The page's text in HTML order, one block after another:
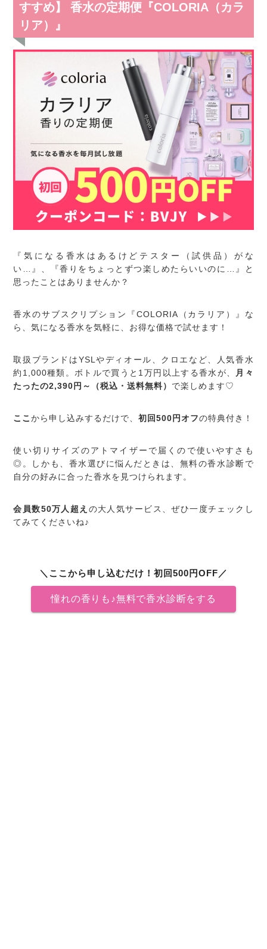
すすめ】 香水の定期便『COLORIA（カラ
リア）』
『気になる香水はあるけどテスター（試供品）がな
い…』、『香りをちょっとずつ楽しめたらいいのに…』と
思ったことはありませんか？
香水のサブスクリプション『COLORIA（カラリア）』な
ら、気になる香水を気軽に、お得な価格で試せます！
取扱ブランドはYSLやディオール、クロエなど、人気香水
約1,000種類。ボトルで買うと1万円以上する香水が、
月々
たったの2,390円～（税込・送料無料） で楽しめます♡
ここから申し込みするだけで、初回500円オフの特典付き！
使い切りサイズのアトマイザーで届くので使いやすさも
◎。しかも、香水選びに悩んだときは、無料の香水診断で
自分の好みに合った香水を見つけられます。
会員数50万人超え の大人気サービス、ぜひ一度チェックし
てみてくださいね♪
＼ここから申し込むだけ！初回500円OFF／
憧れの香りも♪無料で香水診断をする